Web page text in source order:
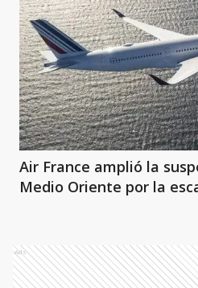
Air France amplió la
Medio Oriente por la
Ads